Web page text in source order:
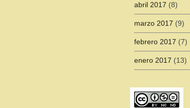
abril 2017 (8)
marzo 2017 (9)
febrero 2017 (7)
enero 2017 (13)